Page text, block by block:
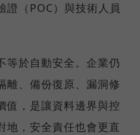
證（POC）與技術人員
等於自動安全。企業仍
離、備份復原、漏洞修
值，是讓資料邊界與控
地，安全責任也會更直